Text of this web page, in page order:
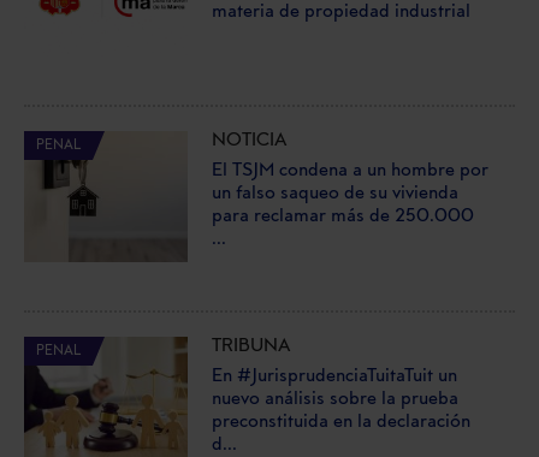
materia de propiedad industrial
PENAL
NOTICIA
El TSJM condena a un hombre por
un falso saqueo de su vivienda
para reclamar más de 250.000
...
PENAL
TRIBUNA
En #JurisprudenciaTuitaTuit un
nuevo análisis sobre la prueba
preconstituida en la declaración
d...